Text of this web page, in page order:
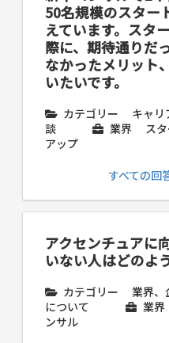
50名規模のスター
えています。スタ
際に、期待通りだ
なかったメリット
いたいです。
カテゴリー
キャリ
談
業界
ス
アップ
すべての回
アクセンチュアに
いない人はどのよ
カテゴリー
業界、
について
業界
ンサル